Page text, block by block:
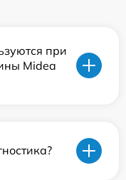
при
Midea